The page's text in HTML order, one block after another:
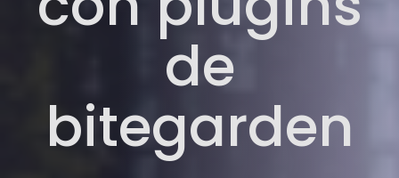
de
bitegarden